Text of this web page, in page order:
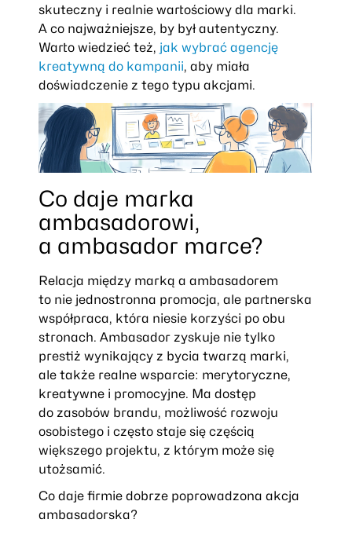
skuteczny i realnie wartościowy dla marki.
A co najważniejsze, by był autentyczny.
Warto wiedzieć też, jak wybrać agencję
kreatywną do kampanii, aby miała
doświadczenie z tego typu akcjami.
Co daje marka
ambasadorowi,
a ambasador marce?
Relacja między marką a ambasadorem
to nie jednostronna promocja, ale partnerska
współpraca, która niesie korzyści po obu
stronach. Ambasador zyskuje nie tylko
prestiż wynikający z bycia twarzą marki,
ale także realne wsparcie: merytoryczne,
kreatywne i promocyjne. Ma dostęp
do zasobów brandu, możliwość rozwoju
osobistego i często staje się częścią
większego projektu, z którym może się
utożsamić.
Co daje firmie dobrze poprowadzona akcja
ambasadorska?